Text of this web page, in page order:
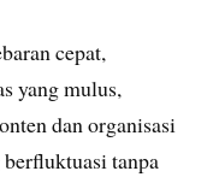
cepat,
yang mulus,
dan organisasi
tanpa